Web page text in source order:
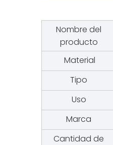
Nombre del
producto
Material
Tipo
Uso
Marca
Cantidad de